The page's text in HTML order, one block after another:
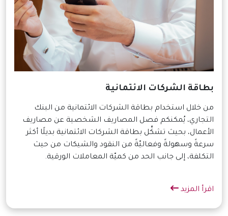
بطاقة الشركات الائتمانية
من خلال استخدام بطاقة الشركات الائتمانية من البنك
التجاري، يُمكنكم فصل المصاريف الشخصية عن مصاريف
الأعمال، بحيث تشكِّل بطاقة الشركات الائتمانية بديلًا أكثر
سرعةً وسهولةً وفعاليّةً من النقود والشيكات من حيث
التكلفة، إلى جانب الحد من كميّة المعاملات الورقية.
اقرأ المزيد